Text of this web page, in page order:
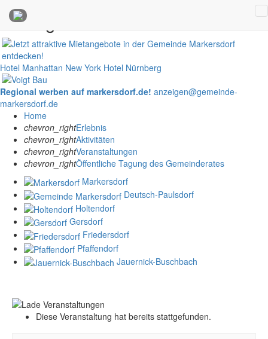
Anzeigen
Hotel Manhattan New York Hotel Nürnberg
Regional werben auf markersdorf.de! anzeigen@gemeinde-
markersdorf.de
Home
chevron_rightErlebnis
chevron_rightAktivitäten
chevron_rightVeranstaltungen
chevron_rightÖffentliche Tagung des Gemeinderates
Markersdorf
Deutsch-Paulsdorf
Holtendorf
Gersdorf
Friedersdorf
Pfaffendorf
Jauernick-Buschbach
Diese Veranstaltung hat bereits stattgefunden.